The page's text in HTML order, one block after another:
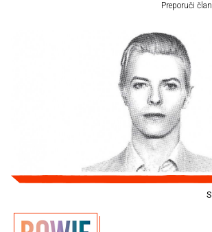
Preporuči